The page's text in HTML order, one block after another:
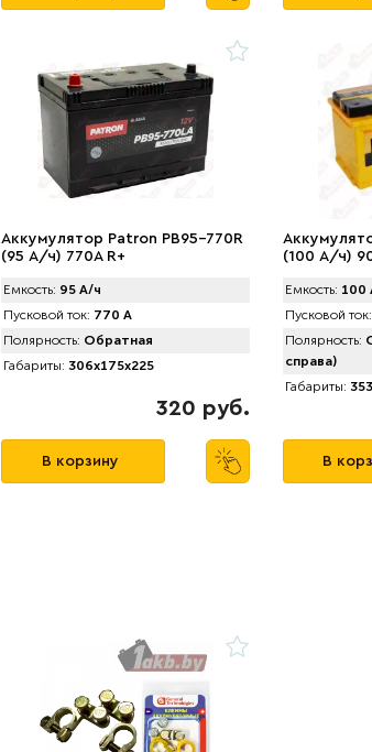
Аккумулятор Patron PB95-770R
(95 А/ч) 770A R+
Емкость: 95 А/ч
Пусковой ток: 770 А
Полярность: Обратная
Габариты: 306x175x225
320 руб.
В корзину
(100 А/ч)
Емкость: 100
Пусковой ток:
Полярность:
справа)
Габариты:
В